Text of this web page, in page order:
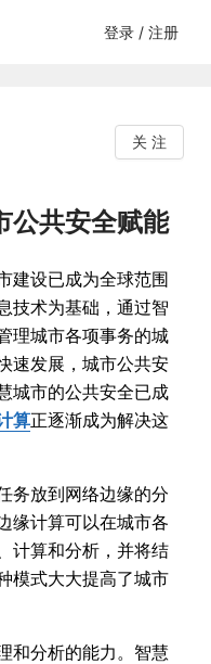
登录 / 注册
关 注
公共安全赋能
建设已成为全球范围
技术为基础，通过智
理城市各项事务的城
速发展，城市公共安
城市的公共安全已成
算正逐渐成为解决这
务放到网络边缘的分
缘计算可以在城市各
计算和分析，并将结
模式大大提高了城市
和分析的能力。智慧